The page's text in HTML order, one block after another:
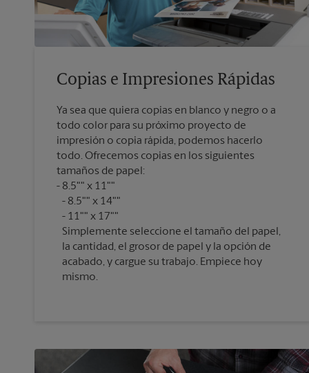
Copias e Impresiones Rápidas
Ya sea que quiera copias en blanco y negro o a
todo color para su próximo proyecto de
impresión o copia rápida, podemos hacerlo
todo. Ofrecemos copias en los siguientes
tamaños de papel:
8.5"" x 11""
8.5"" x 14""
11"" x 17""
Simplemente seleccione el tamaño del papel,
la cantidad, el grosor de papel y la opción de
acabado, y cargue su trabajo. Empiece hoy
mismo.